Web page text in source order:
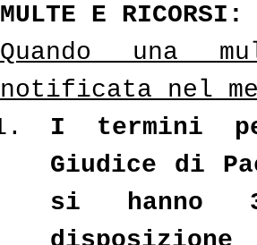
MULTE E RICORSI:
Quando una
notificata nel
I termini
Giudice di
si hanno